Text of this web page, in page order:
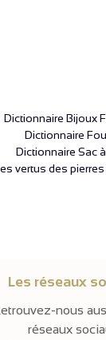
Dictionnaire Bijoux
Dictionnaire
Dictionnaire Sac
vertus des
Les réseaux
nous
réseaux